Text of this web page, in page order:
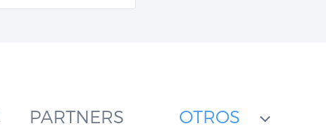
PARTNERS OTROS